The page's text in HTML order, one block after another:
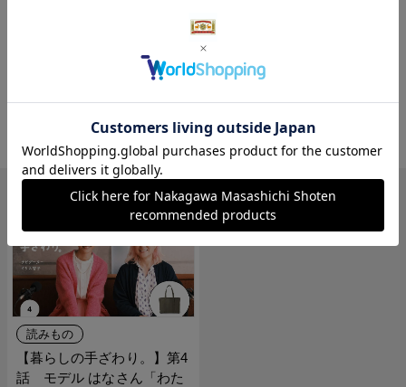
てなど幅広いシーンで活躍します。男女どちら
も持ちやすく、贈りものにもおすすめ。使い込
むことで生地の風合いも変わっていきますの
で、ぜひ長くご愛用ください。
関連の読みもの
読みもの
【暮らしの手ざわり。】第4
話 モデル はなさん「わた